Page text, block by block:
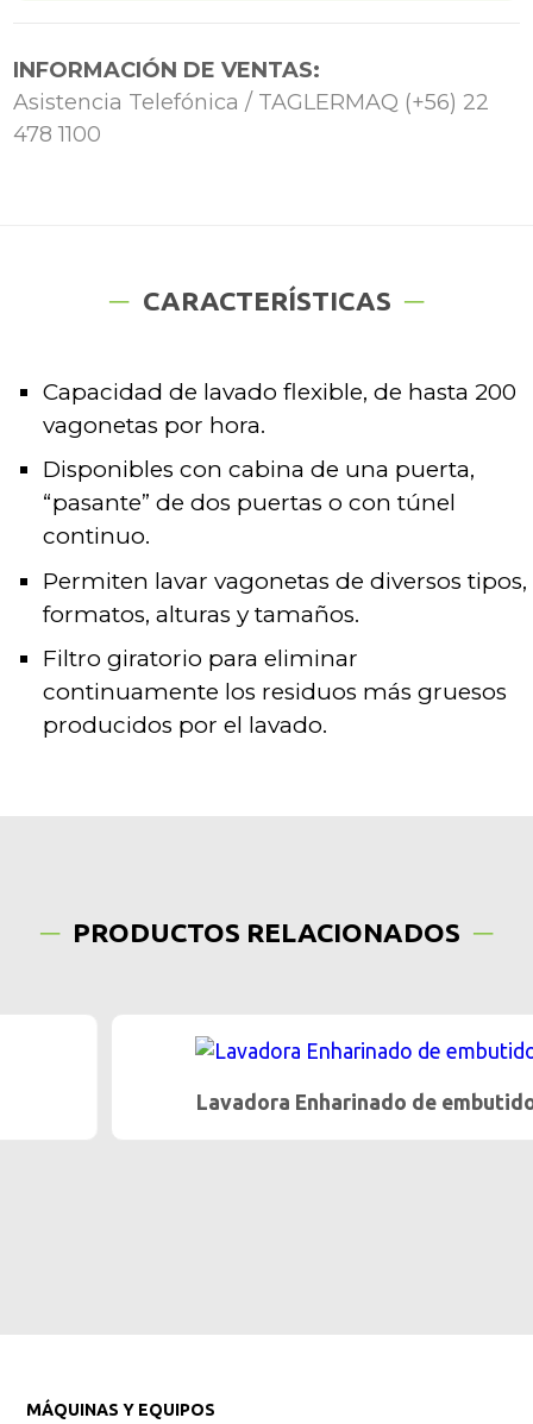
INFORMACIÓN DE VENTAS:
Asistencia Telefónica / TAGLERMAQ (+56) 22
478 1100
CARACTERÍSTICAS
Capacidad de lavado flexible, de hasta 200
vagonetas por hora.
Disponibles con cabina de una puerta,
“pasante” de dos puertas o con túnel
continuo.
Permiten lavar vagonetas de diversos tipos,
formatos, alturas y tamaños.
Filtro giratorio para eliminar
continuamente los residuos más gruesos
producidos por el lavado.
PRODUCTOS RELACIONADOS
Lavadora Enharinado de embutidos
MÁQUINAS Y EQUIPOS